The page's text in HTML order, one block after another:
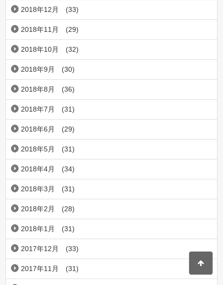
2018年12月 (33)
2018年11月 (29)
2018年10月 (32)
2018年9月 (30)
2018年8月 (36)
2018年7月 (31)
2018年6月 (29)
2018年5月 (31)
2018年4月 (34)
2018年3月 (31)
2018年2月 (28)
2018年1月 (31)
2017年12月 (33)
2017年11月 (31)